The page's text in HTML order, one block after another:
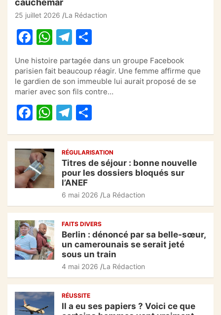
cauchemar
25 juillet 2026 La Rédaction
F
a
c
e
b
o
o
k
W
at
s
A
p
p
T
el
e
gr
a
m
ar
ta
g
er
Une histoire partagée dans un groupe Facebook
parisien fait beaucoup réagir. Une femme affirme que
le gardien de son immeuble lui aurait proposé de se
marier avec son fils contre…
F
c
e
b
o
o
k
W
at
s
A
p
p
T
gr
a
m
g
er
RÉGULARISATION
Titres de séjour : bonne nouvelle
pour les dossiers bloqués sur
l’ANEF
6 mai 2026 La Rédaction
FAITS DIVERS
Berlin : dénoncé par sa belle-sœur,
un camerounais se serait jeté
sous un train
4 mai 2026 La Rédaction
RÉUSSITE
Il a eu ses papiers ? Voici ce que